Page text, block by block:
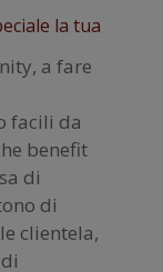
la tua
a fare
facili da
benefit
di
di
clientela,